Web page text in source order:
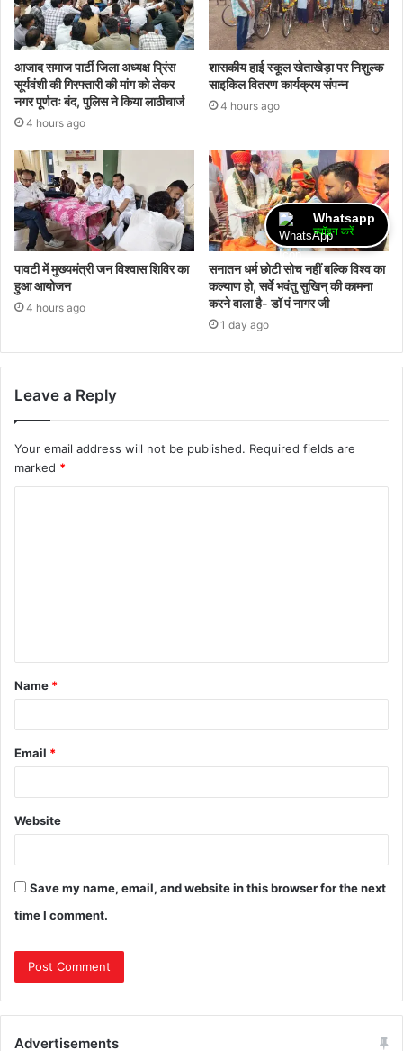
आजाद समाज पार्टी जिला अध्यक्ष प्रिंस
सूर्यवंशी की गिरफ्तारी की मांग को लेकर
नगर पूर्णतः बंद, पुलिस ने किया लाठीचार्ज
4 hours ago
शासकीय हाई स्कूल खेताखेड़ा पर निशुल्क
साइकिल वितरण कार्यक्रम संपन्न
4 hours ago
पावटी में मुख्यमंत्री जन विश्वास शिविर का
हुआ आयोजन
4 hours ago
सनातन धर्म छोटी सोच नहीं बल्कि विश्व का
कल्याण हो, सर्वे भवंतु सुखिन् की कामना
करने वाला है- डॉ पं नागर जी
1 day ago
Leave a Reply
Your email address will not be published. Required fields are
marked *
Name *
Email *
Website
Save my name, email, and website in this browser for the next
time I comment.
Advertisements
Whatsapp
ज्वॉइन करें